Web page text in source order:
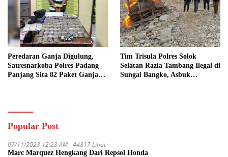
Peredaran Ganja Digulung,
Satresnarkoba Polres Padang
Panjang Sita 82 Paket Ganja
Tim Trisula Polres Solok
Selatan Razia Tambang Ilegal di
Sungai Bangko, Asbuk
Popular Post
07/11/2023 12:23 AM 44817 Lihat
Marc Marquez Hengkang Dari Repsol Honda